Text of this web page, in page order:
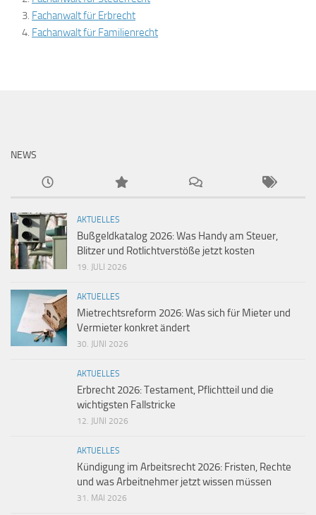
Fachanwalt für Erbrecht
Fachanwalt für Familienrecht
NEWS
AKTUELLES
Bußgeldkatalog 2026: Was Handy am Steuer,
Blitzer und Rotlichtverstöße jetzt kosten
19. JULI 2026
AKTUELLES
Mietrechtsreform 2026: Was sich für Mieter und
Vermieter konkret ändert
30. JUNI 2026
AKTUELLES
Erbrecht 2026: Testament, Pflichtteil und die
wichtigsten Fallstricke
12. JUNI 2026
AKTUELLES
Kündigung im Arbeitsrecht 2026: Fristen, Rechte
und was Arbeitnehmer jetzt wissen müssen
31. MAI 2026